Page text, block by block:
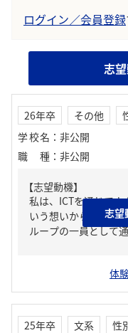
ログイン／会員登録
志
26年卒 その他
学校名 ： 非公開
職種 ： 非公開
【志望動機】
私は、ICTを通じて
いう想いから、貴社
ループの一員として
体
志望
25年卒 文系
性